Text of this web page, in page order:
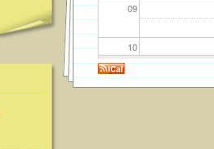
09
10
11